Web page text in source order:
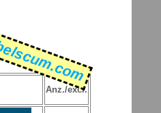
Anz./excl.